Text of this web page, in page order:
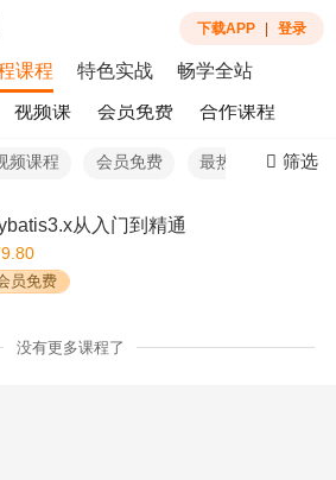
下载APP 登录
课程 特色实战 畅学全站
视频课 会员免费 合作课程
频课程 会员免费 最热 筛选
从入门到精通
员免费
没有更多课程了